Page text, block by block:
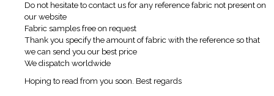
Do not hesitate to contact us for any reference fabric not present on
our website
Fabric samples free on request
Thank you specify the amount of fabric with the reference so that
we can send you our best price
We dispatch worldwide
Hoping to read from you soon. Best regards